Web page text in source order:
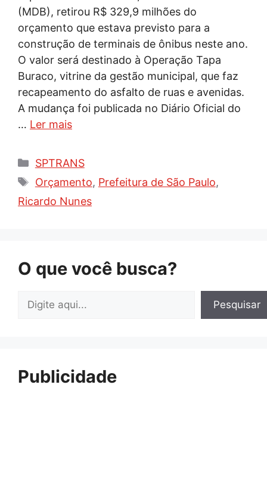
(MDB), retirou R$ 329,9 milhões do
orçamento que estava previsto para a
construção de terminais de ônibus neste ano.
O valor será destinado à Operação Tapa
Buraco, vitrine da gestão municipal, que faz
recapeamento do asfalto de ruas e avenidas.
A mudança foi publicada no Diário Oficial do
… Ler mais
Categorias
SPTRANS
Tags
Orçamento, Prefeitura de São Paulo,
Ricardo Nunes
O que você busca?
Pesquisar Pesquisar
Publicidade